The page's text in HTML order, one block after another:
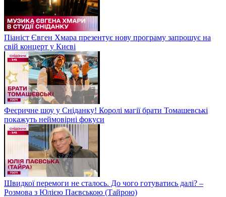
Піаніст Євген Хмара презентує нову програму запрошує на
свій концерт у Києві
Феєричне шоу у Сніданку! Королі магії брати Томашевські
покажуть неймовірні фокуси
Швидкої перемоги не сталось. До чого готуватись далі? –
Розмова з Юлією Паєвською (Тайрою)